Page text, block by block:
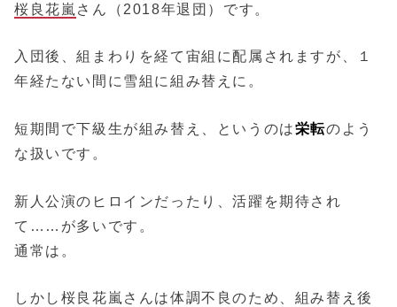
桜良花嵐 さん（2018年退団）です。
入団後、組まわりを経て宙組に配属されますが、１
年経たない間に雪組に組み替えに。
短期間で下級生が組み替え、というのは栄転のよう
な扱いです。
新人公演のヒロインだったり、活躍を期待され
て……が多いです。
通常は。
しかし桜良花嵐さんは体調不良のため、組み替え後